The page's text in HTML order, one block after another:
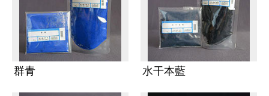
群青 水干本藍